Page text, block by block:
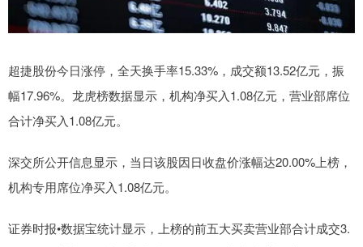
超捷股份今日涨停，全天换手率15.33%，成交额13.52亿元，振
幅17.96%。龙虎榜数据显示，机构净买入1.08亿元，营业部席位
合计净买入1.08亿元。
深交所公开信息显示，当日该股因日收盘价涨幅达20.00%上榜，
机构专用席位净买入1.08亿元。
证券时报•数据宝统计显示，上榜的前五大买卖营业部合计成交3.